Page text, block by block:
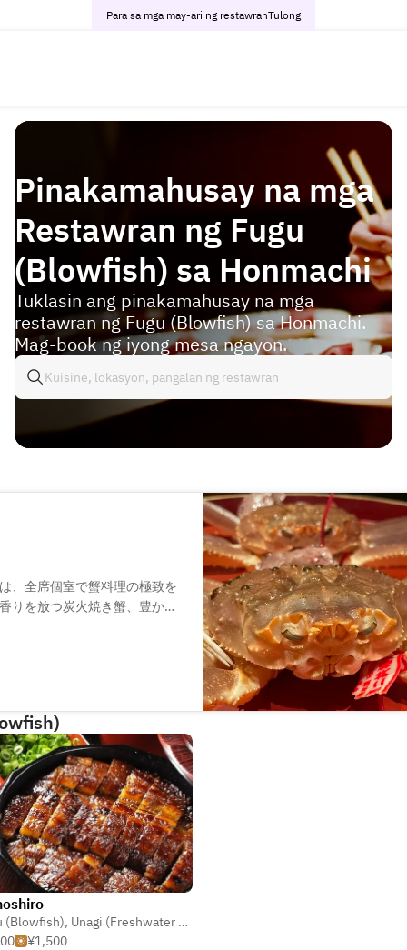
Para sa mga may-ari ng restawranTulong
Pinakamahusay na mga
Restawran ng Fugu
(Blowfish) sa Honmachi
Tuklasin ang pinakamahusay na mga
restawran ng Fugu (Blowfish) sa Honmachi.
Mag-book ng iyong mesa ngayon.
、全席個室で蟹料理の極致を
りを放つ炭火焼き蟹、豊かな
(Blowfish)
(Blowfish), Unagi (Freshwater Eel)
¥1,500